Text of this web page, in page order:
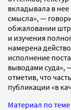
вкладывала в
смысла», —
обжаловании
и изучения
намерена
исполнение
выводами суда»,
отметив, что
публикации «в
Материал по теме